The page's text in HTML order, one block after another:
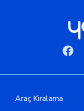
Araç Kiralama